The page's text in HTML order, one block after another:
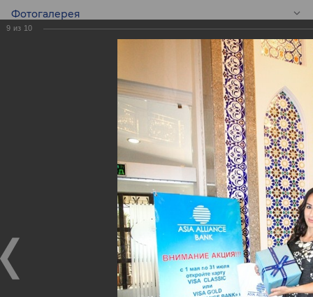
Фотогалерея
Розыгрыш Призов
от 31 мая 2017г.
Розыгрыш Призов от 31 мая 2017г.
9 из 10